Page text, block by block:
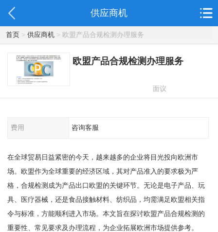
供应商机
首页> 供应商机> 欧盟产品合规检测办理服务
欧盟产品合规检测办理服务
面议
费用 咨询客服
在全球贸易日益紧密的今天，越来越多的企业将目光投向欧洲市
场。欧盟作为全球重要的经济区域，其对产品准入的要求极为严
格，合规检测成为产品出口欧盟的关键环节。无论是电子产品、玩
具、医疗器械，还是食品接触材料、纺织品，均需满足欧盟相关指
令与标准，方能顺利进入市场。本文旨在探讨欧盟产品合规检测的
重要性、常见要求及办理流程，为企业拓展欧洲市场提供参考。